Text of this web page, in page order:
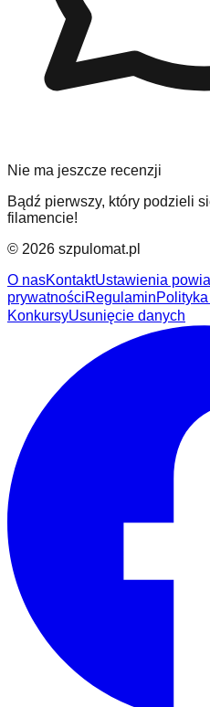
Nie ma jeszcze recenzji
Bądź pierwszy, który podzieli
filamencie!
© 2026 szpulomat.pl
O nasKontaktUstawienia
prywatnościRegulamin
KonkursyUsunięcie danych